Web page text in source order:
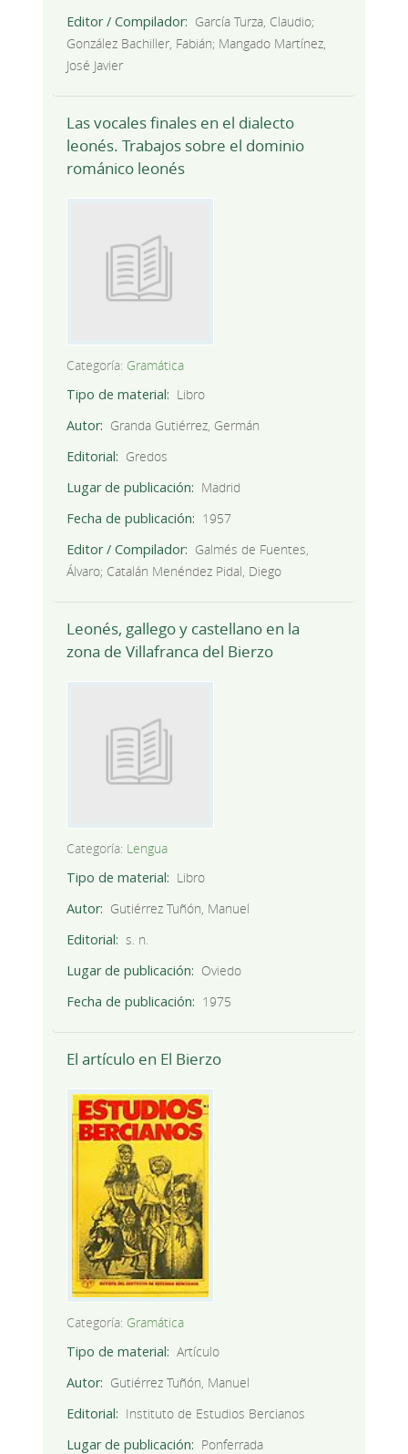
Editor / Compilador
García Turza, Claudio;
González Bachiller, Fabián; Mangado Martínez,
José Javier
Las vocales finales en el dialecto
leonés. Trabajos sobre el dominio
románico leonés
Categoría: Gramática
Tipo de material
Libro
Autor
Granda Gutiérrez, Germán
Editorial
Gredos
Lugar de publicación
Madrid
Fecha de publicación
1957
Editor / Compilador
Galmés de Fuentes,
Álvaro; Catalán Menéndez Pidal, Diego
Leonés, gallego y castellano en la
zona de Villafranca del Bierzo
Categoría: Lengua
Tipo de material
Libro
Autor
Gutiérrez Tuñón, Manuel
Editorial
s. n.
Lugar de publicación
Oviedo
Fecha de publicación
1975
El artículo en El Bierzo
Categoría: Gramática
Tipo de material
Artículo
Autor
Gutiérrez Tuñón, Manuel
Editorial
Instituto de Estudios Bercianos
Lugar de publicación
Ponferrada